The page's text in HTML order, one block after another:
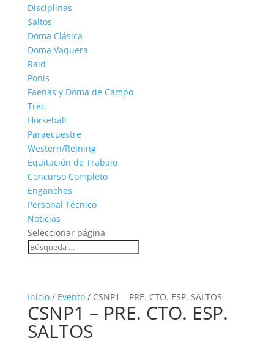
Disciplinas
Saltos
Doma Clásica
Doma Vaquera
Raid
Ponis
Faenas y Doma de Campo
Trec
Horseball
Paraecuestre
Western/Reining
Equitación de Trabajo
Concurso Completo
Enganches
Personal Técnico
Noticias
Seleccionar página
Inicio/ Evento/ CSNP1 – PRE. CTO. ESP. SALTOS
CSNP1 – PRE. CTO. ESP.
SALTOS